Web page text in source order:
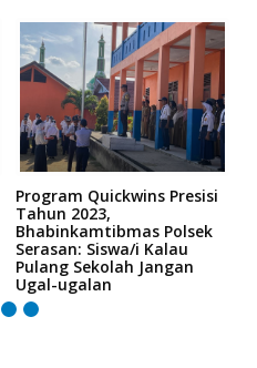
Program Quickwins Presisi
Tahun 2023,
Bhabinkamtibmas Polsek
Serasan: Siswa/i Kalau
Pulang Sekolah Jangan
Ugal-ugalan